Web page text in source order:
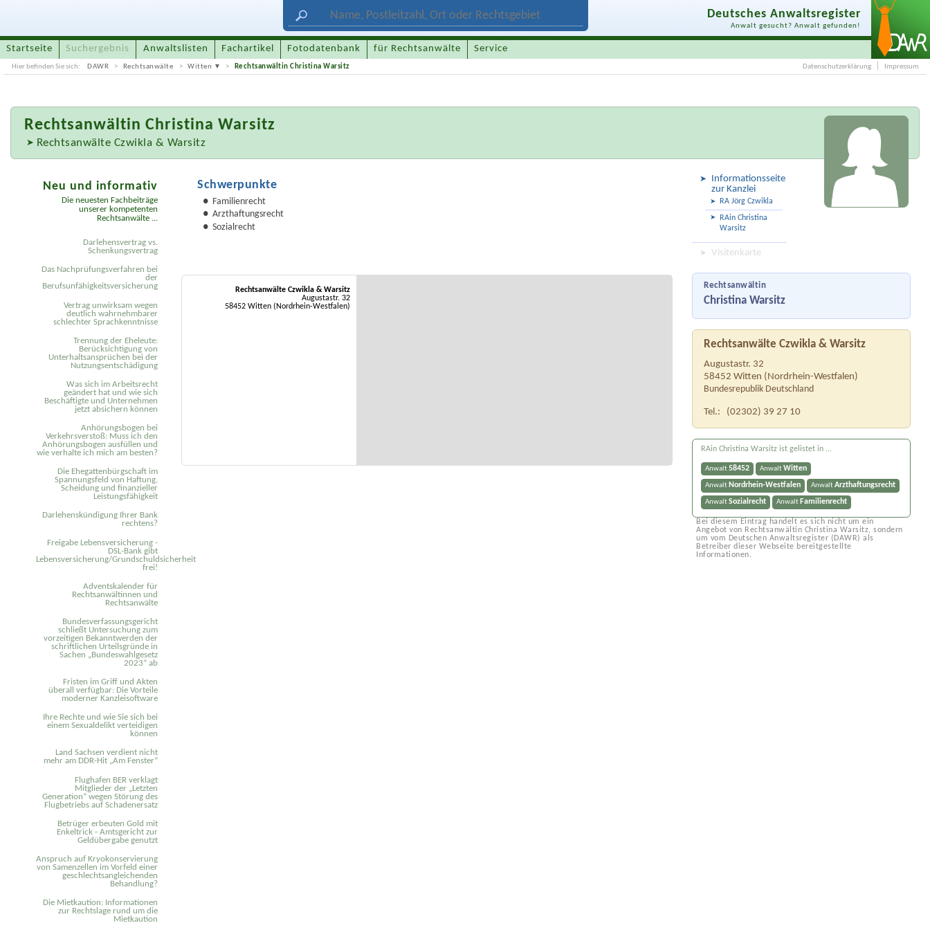
Deutsches Anwaltsregister
Anwalt gesucht? Anwalt gefunden!
Startseite Suchergebnis Anwaltslisten Fachartikel Fotodatenbank für Rechtsanwälte Service
Hier befinden Sie sich: DAWR Rechtsanwälte Witten Rechtsanwältin Christina Warsitz Datenschutzerklärung Impressum
RechtsanwältinChristina Warsitz
Rechtsanwälte Czwikla & Warsitz
Informationsseite
zur Kanzlei
RA Jörg Czwikla
RAin Christina
Warsitz
Visitenkarte
Rechtsanwältin
Christina Warsitz
Rechtsanwälte Czwikla & Warsitz
Augustastr. 32
58452 Witten (Nordrhein-Westfalen)
Bundesrepublik Deutschland
Tel.: (02302) 39 27 10
RAin Christina Warsitz ist gelistet in ...
Anwalt58452 AnwaltWitten
Anwalt Nordrhein-Westfalen AnwaltArzthaftungsrecht
AnwaltSozialrecht AnwaltFamilienrecht
Bei diesem Eintrag handelt es sich nicht um ein
Angebot von Rechtsanwältin Christina Warsitz, sondern
um vom Deutschen Anwaltsregister (DAWR) als
Betreiber dieser Webseite bereitgestellte
Informationen.
Schwerpunkte
Familienrecht
Arzthaftungsrecht
Sozialrecht
Rechtsanwälte Czwikla & Warsitz
Augustastr. 32
58452 Witten (Nordrhein-Westfalen)
Neu und informativ
Die neuesten Fachbeiträge
unserer kompetenten
Rechtsanwälte ...
Darlehensvertrag vs.
Schenkungsvertrag
Das Nachprüfungsverfahren bei
der
Berufsunfähigkeitsversicherung
Vertrag unwirksam wegen
deutlich wahrnehmbarer
schlechter Sprachkenntnisse
Trennung der Eheleute:
Berücksichtigung von
Unterhaltsansprüchen bei der
Nutzungsentschädigung
Was sich im Arbeitsrecht
geändert hat und wie sich
Beschäftigte und Unternehmen
jetzt absichern können
Anhörungsbogen bei
Verkehrsverstoß: Muss ich den
Anhörungsbogen ausfüllen und
wie verhalte ich mich am besten?
Die Ehegattenbürgschaft im
Spannungsfeld von Haftung,
Scheidung und finanzieller
Leistungsfähigkeit
Darlehenskündigung Ihrer Bank
rechtens?
Freigabe Lebensversicherung -
DSL-Bank gibt
Lebensversicherung/Grundschuldsicherheit
frei!
Adventskalender für
Rechtsanwältinnen und
Rechtsanwälte
Bundesverfassungsgericht
schließt Untersuchung zum
vorzeitigen Bekanntwerden der
schriftlichen Urteilsgründe in
Sachen „Bundeswahlgesetz
2023“ ab
Fristen im Griff und Akten
überall verfügbar: Die Vorteile
moderner Kanzleisoftware
Ihre Rechte und wie Sie sich bei
einem Sexual­delikt verteidigen
können
Land Sachsen verdient nicht
mehr am DDR-Hit „Am Fenster“
Flughafen BER verklagt
Mitglieder der „Letzten
Generation“ wegen Störung des
Flugbetriebs auf Schadenersatz
Betrüger erbeuten Gold mit
Enkeltrick - Amtsgericht zur
Geldübergabe genutzt
Anspruch auf Kryokonservierung
von Samenzellen im Vorfeld einer
geschlechtsangleichenden
Behandlung?
Die Mietkaution: Informationen
zur Rechtslage rund um die
Mietkaution